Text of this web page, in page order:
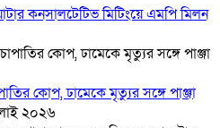
কনসালটেটিভ মিটিংয়ে এমপি মিলন
কোপ, ঢামেকে মৃত্যুর সঙ্গে পাঞ্জা
২০২৬